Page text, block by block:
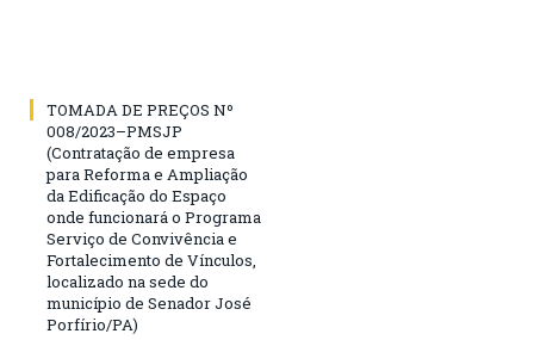
TOMADA DE PREÇOS Nº
008/2023–PMSJP
(Contratação de empresa
para Reforma e Ampliação
da Edificação do Espaço
onde funcionará o Programa
Serviço de Convivência e
Fortalecimento de Vínculos,
localizado na sede do
município de Senador José
Porfírio/PA)